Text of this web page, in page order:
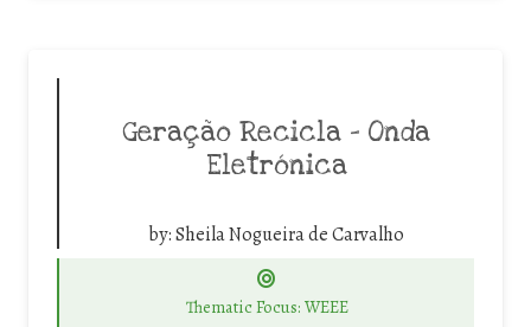
Geração Recicla – Onda
Eletrónica
by:Sheila Nogueira de Carvalho
Thematic Focus: WEEE